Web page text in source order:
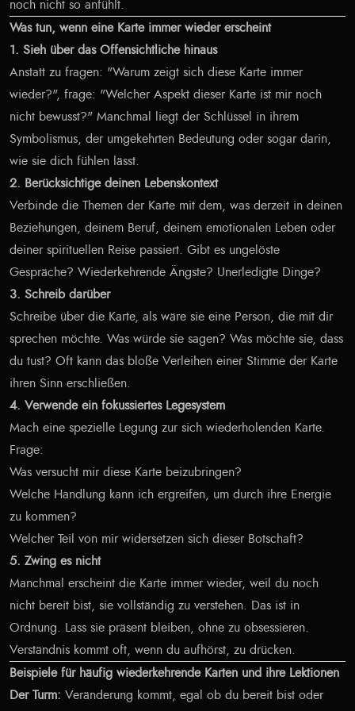
noch nicht so anfühlt.
Was tun, wenn eine Karte immer wieder erscheint
1. Sieh über das Offensichtliche hinaus
Anstatt zu fragen: "Warum zeigt sich diese Karte immer
wieder?", frage: "Welcher Aspekt dieser Karte ist mir noch
nicht bewusst?" Manchmal liegt der Schlüssel in ihrem
Symbolismus, der umgekehrten Bedeutung oder sogar darin,
wie sie dich fühlen lässt.
2. Berücksichtige deinen Lebenskontext
Verbinde die Themen der Karte mit dem, was derzeit in deinen
Beziehungen, deinem Beruf, deinem emotionalen Leben oder
deiner spirituellen Reise passiert. Gibt es ungelöste
Gespräche? Wiederkehrende Ängste? Unerledigte Dinge?
3. Schreib darüber
Schreibe über die Karte, als wäre sie eine Person, die mit dir
sprechen möchte. Was würde sie sagen? Was möchte sie, dass
du tust? Oft kann das bloße Verleihen einer Stimme der Karte
ihren Sinn erschließen.
4. Verwende ein fokussiertes Legesystem
Mach eine spezielle Legung zur sich wiederholenden Karte.
Frage:
Was versucht mir diese Karte beizubringen?
Welche Handlung kann ich ergreifen, um durch ihre Energie
zu kommen?
Welcher Teil von mir widersetzen sich dieser Botschaft?
5. Zwing es nicht
Manchmal erscheint die Karte immer wieder, weil du noch
nicht bereit bist, sie vollständig zu verstehen. Das ist in
Ordnung. Lass sie präsent bleiben, ohne zu obsessieren.
Verständnis kommt oft, wenn du aufhörst, zu drücken.
Beispiele für häufig wiederkehrende Karten und ihre Lektionen
Der Turm: Veränderung kommt, egal ob du bereit bist oder